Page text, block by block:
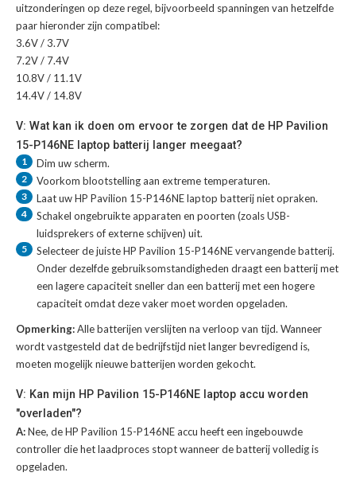
uitzonderingen op deze regel, bijvoorbeeld spanningen van hetzelfde
paar hieronder zijn compatibel:
3.6V / 3.7V
7.2V / 7.4V
10.8V / 11.1V
14.4V / 14.8V
V: Wat kan ik doen om ervoor te zorgen dat de HP Pavilion
15-P146NE laptop batterij langer meegaat?
1 Dim uw scherm.
2 Voorkom blootstelling aan extreme temperaturen.
3 Laat uwHP Pavilion 15-P146NE laptop batterijniet opraken.
4
Schakel ongebruikte apparaten en poorten (zoals USB-
luidsprekers of externe schijven) uit.
5 Selecteer de juisteHP Pavilion 15-P146NE vervangende batterij.
Onder dezelfde gebruiksomstandigheden draagt een batterij met
een lagere capaciteit sneller dan een batterij met een hogere
capaciteit omdat deze vaker moet worden opgeladen.
Opmerking:Alle batterijen verslijten na verloop van tijd. Wanneer
wordt vastgesteld dat de bedrijfstijd niet langer bevredigend is,
moeten mogelijk nieuwe batterijen worden gekocht.
V: Kan mijn HP Pavilion 15-P146NE laptop accu worden
"overladen"?
A:Nee, de HP Pavilion 15-P146NE accu heeft een ingebouwde
controller die het laadproces stopt wanneer de batterij volledig is
opgeladen.